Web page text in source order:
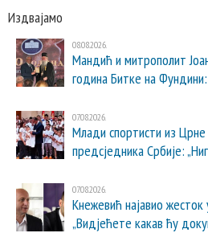
Издвајамо
08.08.2026.
Мандић и митрополит
година Битке на
07.08.2026.
Млади спортисти из
предсједника Србије:
07.08.2026.
Кнежевић најавио жесток
„Видјећете какав ћу